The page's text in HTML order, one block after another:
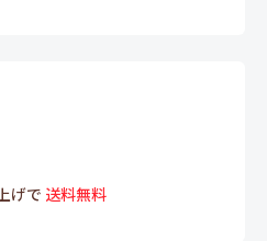
げで 送料無料